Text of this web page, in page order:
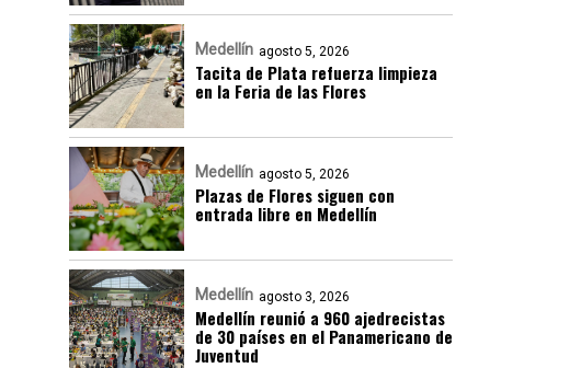
Medellín agosto 5, 2026
Tacita de Plata refuerza limpieza
en la Feria de las Flores
Medellín agosto 5, 2026
Plazas de Flores siguen con
entrada libre en Medellín
Medellín agosto 3, 2026
Medellín reunió a 960 ajedrecistas
de 30 países en el Panamericano de
Juventud